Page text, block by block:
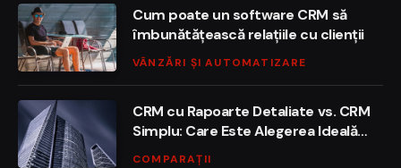
Cum poate un software CRM să
îmbunătățească relațiile cu clienții
VÂNZĂRI ȘI AUTOMATIZARE
CRM cu Rapoarte Detaliate vs. CRM
Simplu: Care Este Alegerea Ideală
pentru Afacerea Ta?
COMPARAȚII